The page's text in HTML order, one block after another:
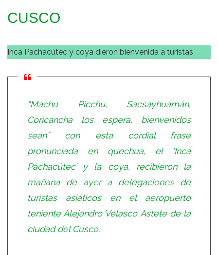
CUSCO
Inca Pachacútec y coya dieron bienvenida a turistas
“Machu Picchu, Sacsayhuamán,
Coricancha los espera, bienvenidos
sean” con esta cordial frase
pronunciada en quechua, el ‘Inca
Pachacútec’ y la coya, recibieron la
mañana de ayer a delegaciones de
turistas asiáticos en el aeropuerto
teniente Alejandro Velasco Astete de la
ciudad del Cusco.